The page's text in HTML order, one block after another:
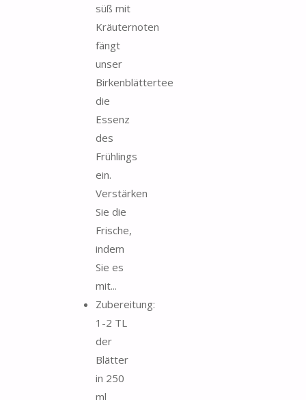
süß mit
Kräuternoten
fängt
unser
Birkenblättertee
die
Essenz
des
Frühlings
ein.
Verstärken
Sie die
Frische,
indem
Sie es
mit...
Zubereitung:
1-2 TL
der
Blätter
in 250
ml